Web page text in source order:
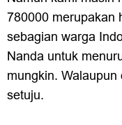
780000 merupakan
sebagian warga
Nanda untuk
mungkin.
setuju.